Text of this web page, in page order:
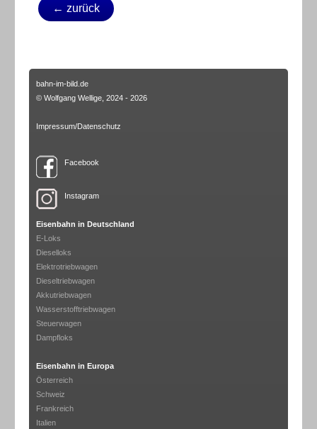
← zurück
bahn-im-bild.de
© Wolfgang Wellige, 2024 - 2026
Impressum/Datenschutz
Facebook
Instagram
Eisenbahn in Deutschland
E-Loks
Dieselloks
Elektrotriebwagen
Dieseltriebwagen
Akkutriebwagen
Wasserstofftriebwagen
Steuerwagen
Dampfloks
Eisenbahn in Europa
Österreich
Schweiz
Frankreich
Italien